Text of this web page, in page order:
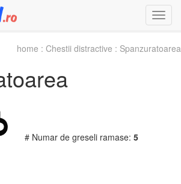
home : Chestii distractive : Spanzuratoarea
# Numar de greseli ramase: 5